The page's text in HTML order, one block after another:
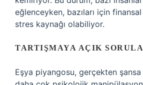
eğlenceyken, bazıları için
stres kaynağı olabiliyor.
TARTIŞMAYA AÇIK
Eşya piyangosu, gerçekten şansa